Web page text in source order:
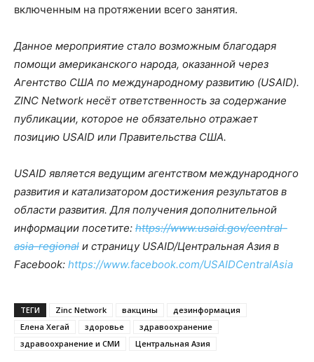
включенным на протяжении всего занятия.
Данное мероприятие стало возможным благодаря
помощи американского народа, оказанной через
Агентство США по международному развитию (USAID).
ZINC Network несёт ответственность за содержание
публикации, которое не обязательно отражает
позицию USAID или Правительства США.
USAID является ведущим агентством международного
развития и катализатором достижения результатов в
области развития. Для получения дополнительной
информации посетите: https://www.usaid.gov/central-
asia-regional и страницу USAID/Центральная Азия в
Facebook: https://www.facebook.com/USAIDCentralAsia
ТЕГИ Zinc Network вакцины
дезинформация
Елена Хегай
здоровье
здравоохранение
здравоохранение и СМИ
Центральная Азия